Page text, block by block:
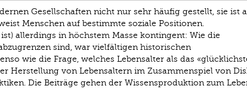
Gesellschaften nicht nur sehr häufig gestellt, sie ist
Menschen auf bestimmte soziale Positionen.
allerdings in höchstem Masse kontingent: Wie die
sind, war vielfältigen historischen
wie die Frage, welches Lebensalter als das
Herstellung von Lebensaltern im Zusammenspiel von
Die Beiträge gehen der Wissensproduktion zum